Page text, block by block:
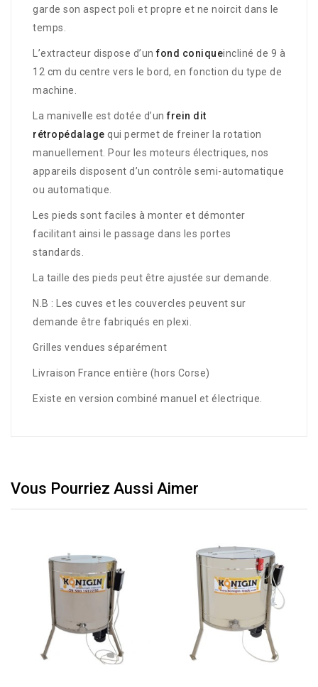
garde son aspect poli et propre et ne noircit dans le
temps.
L’extracteur dispose d’unfond coniqueincliné de 9 à
12 cm du centre vers le bord, en fonction du type de
machine.
La manivelle est dotée d’unfrein dit
rétropédalage qui permet de freiner la rotation
manuellement. Pour les moteurs électriques, nos
appareils disposent d’un contrôle semi-automatique
ou automatique.
Les pieds sont faciles à monter et démonter
facilitant ainsi le passage dans les portes
standards.
La taille des pieds peut être ajustée sur demande.
N.B : Les cuves et les couvercles peuvent sur
demande être fabriqués en plexi.
Grilles vendues séparément
Livraison France entière (hors Corse)
Existe en version combiné manuel et électrique.
Vous Pourriez Aussi Aimer